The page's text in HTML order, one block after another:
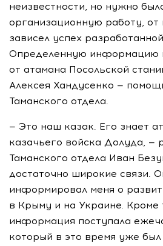
неизвестности, но нужно
организационную работу, от
зависел успех
Определенную информацию
от атамана Посольской
Алексея Хандусенко —
Таманского отдела.
— Это наш казак. Его знает
казачьего войска Долуда, —
Таманского отдела Иван
достаточно широкие связи.
информировал меня о
в Крыму и на Украине. Кроме
информация поступала
который в это время уже был